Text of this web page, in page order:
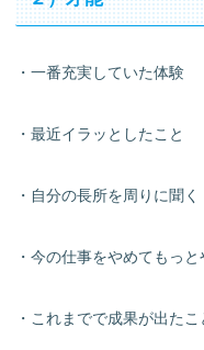
・一番充実していた体験
・最近イラッとしたこと
・自分の長所を周りに聞く
・今の仕事をやめてもっ
・これまでで成果が出たこ